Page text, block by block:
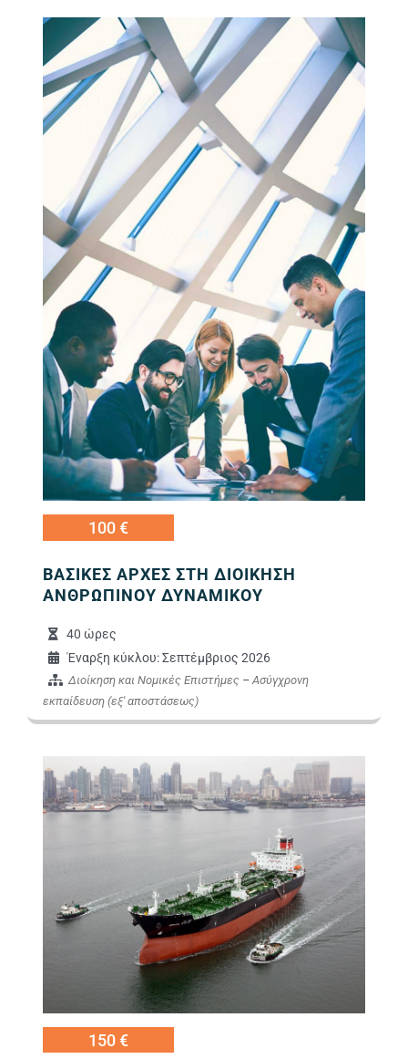
100 €
ΒΑΣΙΚΕΣ ΑΡΧΕΣ ΣΤΗ ΔΙΟΙΚΗΣΗ
ΑΝΘΡΩΠΙΝΟΥ ΔΥΝΑΜΙΚΟΥ
40 ώρες
Έναρξη κύκλου: Σεπτέμβριος 2026
Διοίκηση και Νομικές Επιστήμες –Ασύγχρονη
εκπαίδευση (εξ' αποστάσεως)
150 €